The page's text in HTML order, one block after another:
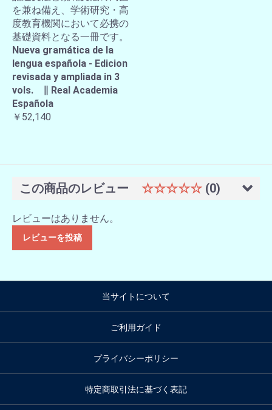
を兼ね備え、学術研究・高
度教育機関において必携の
基礎資料となる一冊です。
Nueva gramática de la
lengua española - Edicion
revisada y ampliada in 3
vols. ∥ Real Academia
Española
￥52,140
この商品のレビュー ☆☆☆☆☆ (0)
レビューはありません。
レビューを投稿
当サイトについて
ご利用ガイド
プライバシーポリシー
特定商取引法に基づく表記